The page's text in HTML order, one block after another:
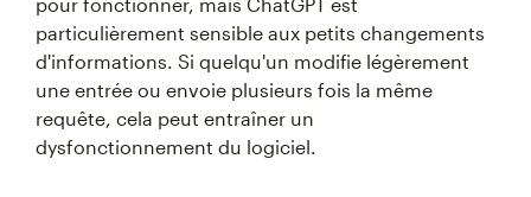
particulièrement sensible aux petits changements
d'informations. Si quelqu'un modifie légèrement
une entrée ou envoie plusieurs fois la même
requête, cela peut entraîner un
dysfonctionnement du logiciel.